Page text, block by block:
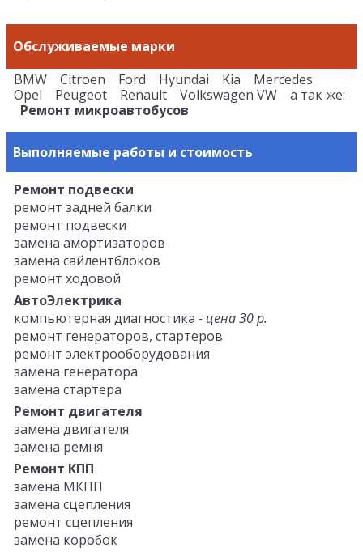
Обслуживаемые марки
BMW Citroen Ford Hyundai Kia Mercedes
Opel Peugeot Renault Volkswagen VW а так же:
Ремонт микроавтобусов
Выполняемые работы и стоимость
Ремонт подвески
ремонт задней балки
ремонт подвески
замена амортизаторов
замена сайлентблоков
ремонт ходовой
АвтоЭлектрика
компьютерная диагностика - цена 30 р.
ремонт генераторов, стартеров
ремонт электрооборудования
замена генератора
замена стартера
Ремонт двигателя
замена двигателя
замена ремня
Ремонт КПП
замена МКПП
замена сцепления
ремонт сцепления
замена коробок